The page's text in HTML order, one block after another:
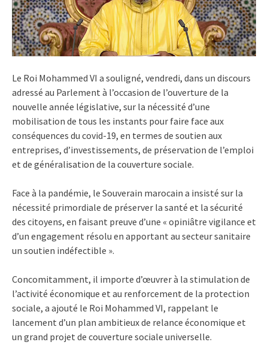
Le Roi Mohammed VI a souligné, vendredi, dans un discours
adressé au Parlement à l’occasion de l’ouverture de la
nouvelle année législative, sur la nécessité d’une
mobilisation de tous les instants pour faire face aux
conséquences du covid-19, en termes de soutien aux
entreprises, d’investissements, de préservation de l’emploi
et de généralisation de la couverture sociale.
Face à la pandémie, le Souverain marocain a insisté sur la
nécessité primordiale de préserver la santé et la sécurité
des citoyens, en faisant preuve d’une « opiniâtre vigilance et
d’un engagement résolu en apportant au secteur sanitaire
un soutien indéfectible ».
Concomitamment, il importe d’œuvrer à la stimulation de
l’activité économique et au renforcement de la protection
sociale, a ajouté le Roi Mohammed VI, rappelant le
lancement d’un plan ambitieux de relance économique et
un grand projet de couverture sociale universelle.